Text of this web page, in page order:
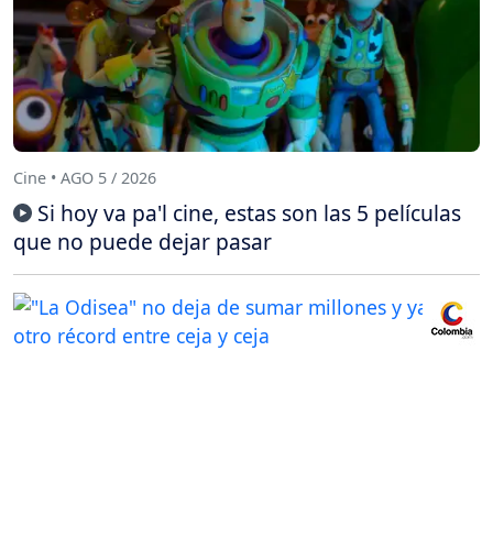
Cine • AGO 5 / 2026
Si hoy va pa'l cine, estas son las 5 películas
que no puede dejar pasar